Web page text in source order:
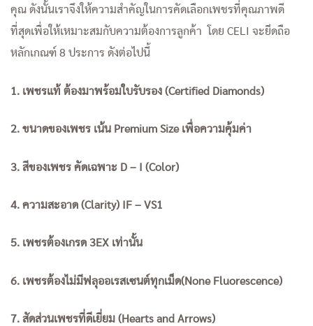
คุณ ดังนั้นเราจึงให้ความสำคัญในการคัดเลือกเพชรที่คุณภาพดี
ที่สุดเพื่อให้เหมาะสมกับความต้องการลูกค้า โดย CELI จะยึดถือ
หลักเกณฑ์ 8 ประการ ดังต่อไปนี้
1. เพชรแท้ ต้องมาพร้อมใบรับรอง (Certified Diamonds)
2. ขนาดของเพชร เน้น Premium Size เพื่อความคุ้มค่า
3. สีของเพชร คัดเฉพาะ D – I (Color)
4. ความสะอาด (Clarity) IF – VS1
5. เพชรต้องเกรด 3EX เท่านั้น
6. เพชรต้องไม่มีฟลุออเรสเซนต์ทุกเม็ด(None Fluorescence)
7. สัดส่วนเพชรที่ดีเยี่ยม (Hearts and Arrows)